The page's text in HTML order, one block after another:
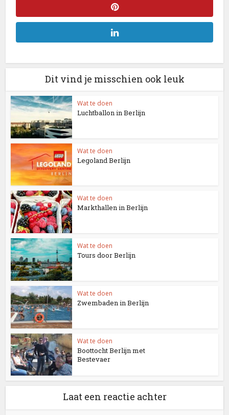
Dit vind je misschien ook leuk
Wat te doen
Luchtballon in Berlijn
Wat te doen
Legoland Berlijn
Wat te doen
Markthallen in Berlijn
Wat te doen
Tours door Berlijn
Wat te doen
Zwembaden in Berlijn
Wat te doen
Boottocht Berlijn met
Bestevaer
Laat een reactie achter